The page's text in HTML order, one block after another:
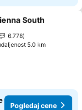
favorite
South
6.778
5.0 km
Pogledaj cene